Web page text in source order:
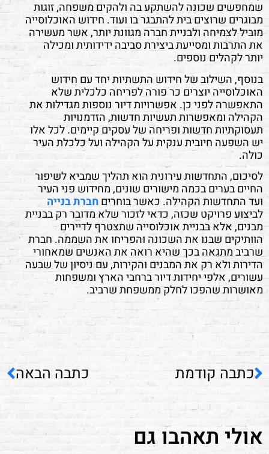
שמחפשים שכונה להשתקע בה ולהקים משפחה, זוגות
מבוגרים שרוצים בית להתבגר בו ועוד. חידוש האוכלוסייה
מוביל לצמיחה ולבניית חברה מגוונת יותר, אשר מעשירה
את התרבות ומסייעת ביצירת סביבה ידידותית ומכילה
יותר לקהלים נוספים.
בנוסף, השילוב של חידוש התשתיות יחד עם חידוש
האוכלוסייה יוצרים כר פורה לפריחה כלכלית שלא
התאפשרה לפני כן. אפשרויות דיור נוספות מגדילות את
הקהילה ומאפשרות תעשיות חדשות, הזדמנויות
תעסוקתיות חדשות ופריחה של עסקים קיימים. לכל אלו
יש השפעה חיובית ענקית על הקהילה ועל כלכלת העיר
כולה.
לסיכום, התחדשות עירונית הוא תהליך שמביא לשיפור
החיים בערים בכמה מישורים שונים, מחידוש פני העיר
ועד התחדשות הקהילה. כאשר בוחריםחברת בנייה
לביצוע פרויקט שכזה, כדאי לזכור שלא מדובר רק בבניית
מבנים, אלא בבניית אוכלוסייה שתצטרף לדיירים
הוותיקים שבנו את השכונה והפריחו את השממה. חברת
שרביב מתגאה בכך שהיא רואה את האנשים שמאחורי
הדירות ולא רק את המבנים והקירות, עם ניסיון של שבעה
עשורים, אלפי יחידות דיור ברחבי הארץ ומשפחות
מאושרות שהפכו לחלק ממשפחת שרביב.
כתבה קודמת כתבה הבאה
אולי תאהבו גם